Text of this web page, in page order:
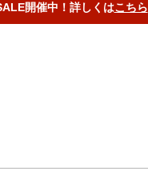
開催中！詳しくはこちら